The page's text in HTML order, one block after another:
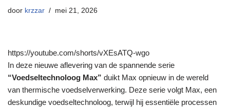
door krzzar mei 21, 2026
https://youtube.com/shorts/vXEsATQ-wgo
In deze nieuwe aflevering van de spannende serie
“Voedseltechnoloog Max” duikt Max opnieuw in de wereld
van thermische voedselverwerking. Deze serie volgt Max, een
deskundige voedseltechnoloog, terwijl hij essentiële processen